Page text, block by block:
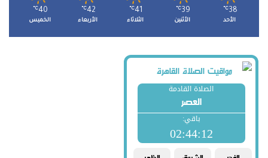
38
℃
الأحد
39
℃
الأثنين
41
℃
الثلاثاء
42
℃
الأربعاء
40
℃
الخميس